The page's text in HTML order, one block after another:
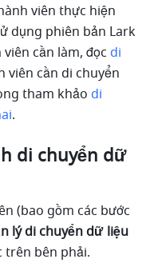
viên thực hiện
dụng phiên bản Lark
cần làm, đọc di
viên cần di chuyển
tham khảo di
.
di chuyển dữ
(bao gồm các bước
lý di chuyển dữ liệu
trên bên phải.